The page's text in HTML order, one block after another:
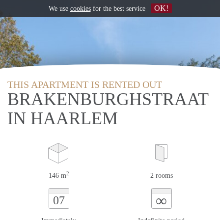
THIS APARTMENT IS RENTED OUT
BRAKENBURGHSTRAAT
IN HAARLEM
146 m2 2 rooms
07 ∞
We use cookiesfor the best service OK!